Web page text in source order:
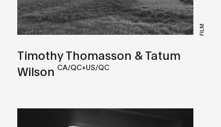
FILM
Timothy Thomasson & Tatum
Wilson CA/QC+US/QC